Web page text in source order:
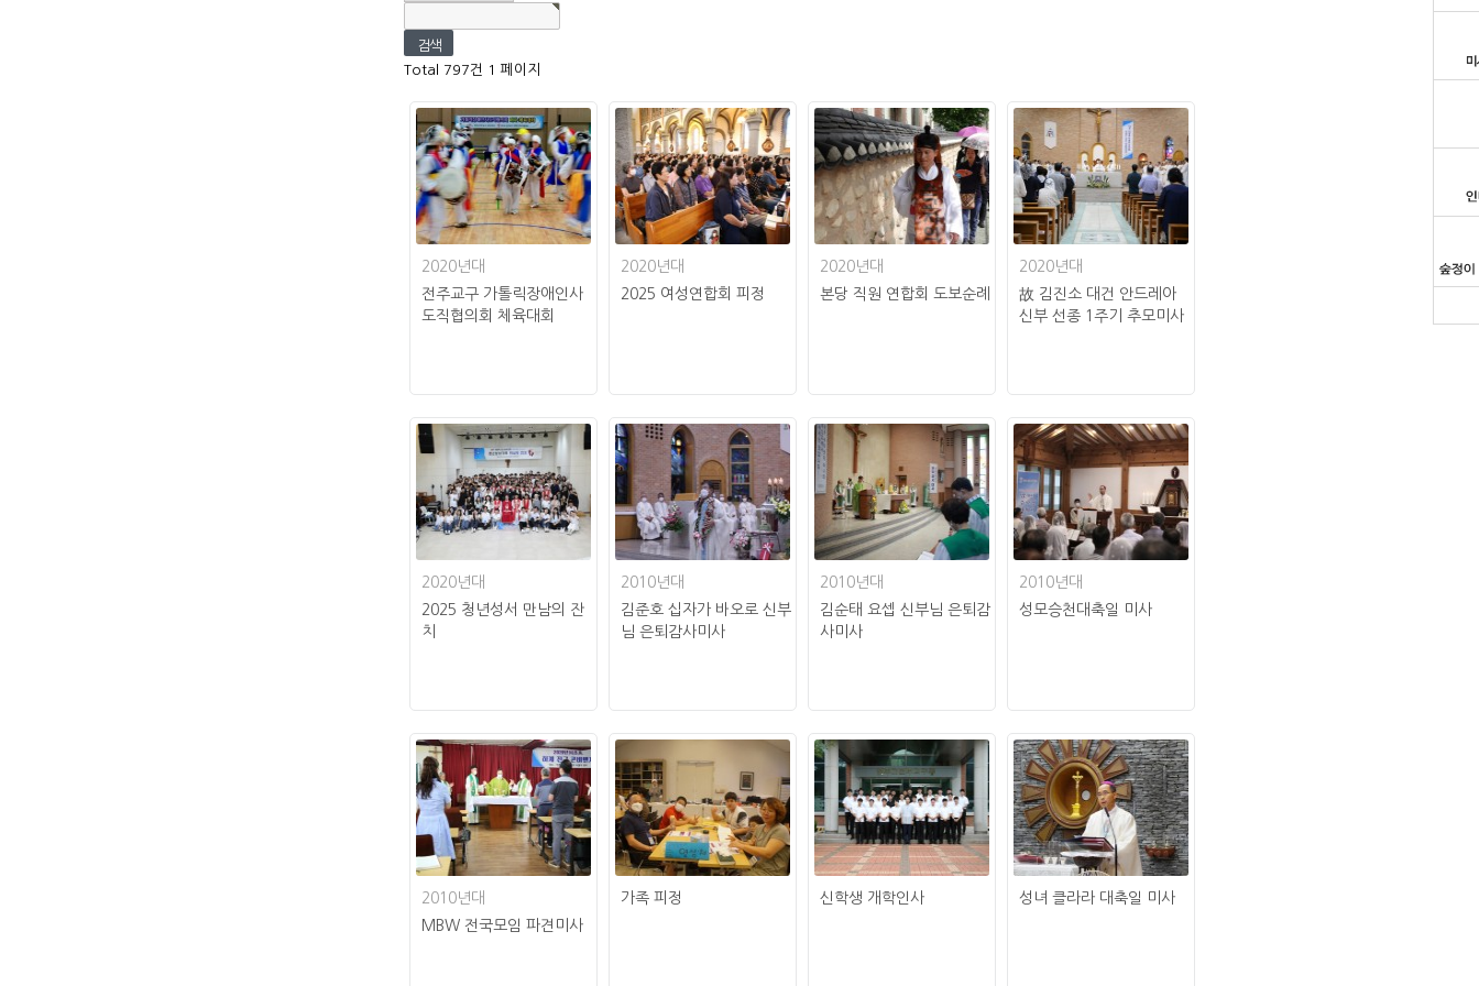
Total 797건 1 페이지
2020년대
전주교구 가톨릭장애인사
도직협의회 체육대회
2020년대
2025 여성연합회 피정
2020년대
본당 직원 연합회 도보순례
2020년대
故 김진소 대건 안드레아
신부 선종 1주기 추모미사
2020년대
2025 청년성서 만남의 잔
치
2010년대
김준호 십자가 바오로 신부
님 은퇴감사미사
2010년대
김순태 요셉 신부님 은퇴감
사미사
2010년대
성모승천대축일 미사
2010년대
MBW 전국모임 파견미사
가족 피정 신학생 개학인사 성녀 클라라 대축일 미사